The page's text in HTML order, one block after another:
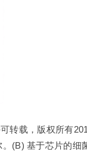
转载，版权所有
(B) 基于芯片的细